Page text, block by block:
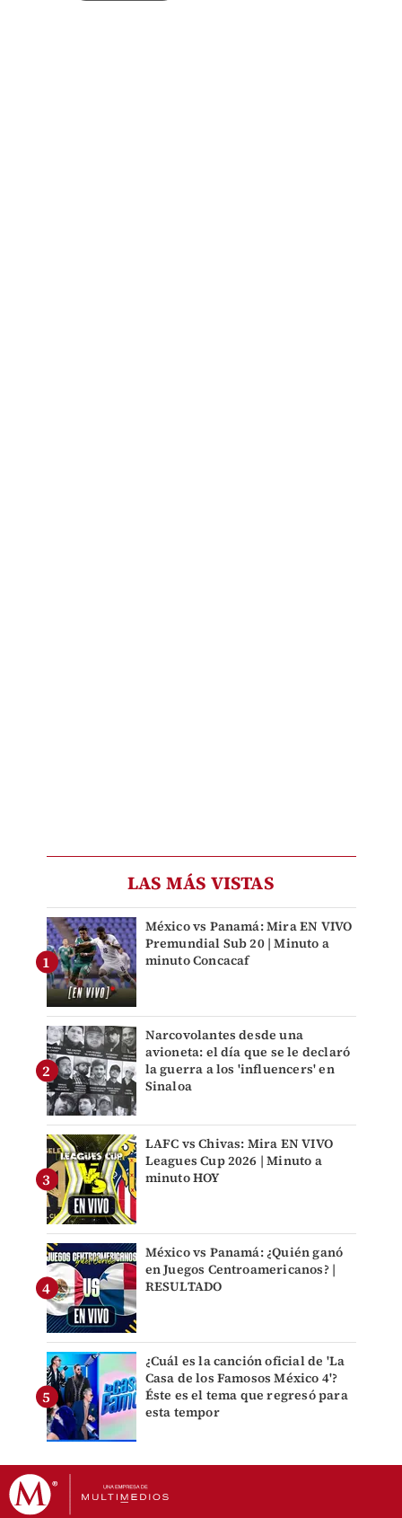
LAS MÁS VISTAS
México vs Panamá: Mira EN VIVO
Premundial Sub 20 | Minuto a
minuto Concacaf
Narcovolantes desde una
avioneta: el día que se le declaró
la guerra a los 'influencers' en
Sinaloa
LAFC vs Chivas: Mira EN VIVO
Leagues Cup 2026 | Minuto a
minuto HOY
México vs Panamá: ¿Quién ganó
en Juegos Centroamericanos? |
RESULTADO
¿Cuál es la canción oficial de 'La
Casa de los Famosos México 4'?
Éste es el tema que regresó para
esta tempor